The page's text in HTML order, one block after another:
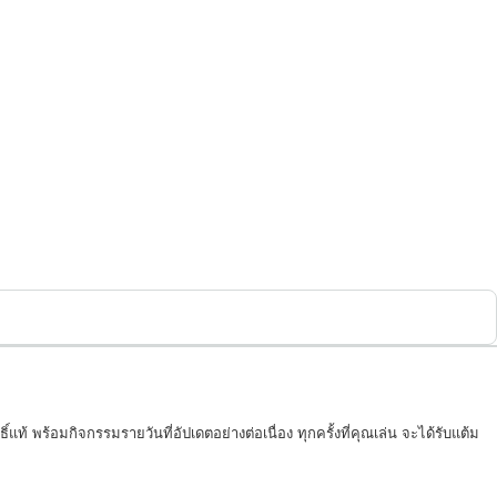
พร้อมกิจกรรมรายวันที่อัปเดตอย่างต่อเนื่อง ทุกครั้งที่คุณเล่น จะได้รับแต้ม